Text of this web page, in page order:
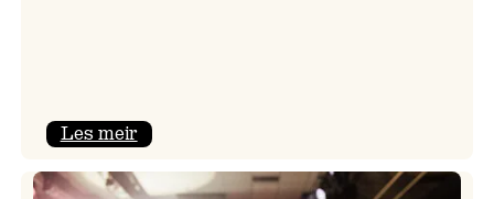
Les meir:
Jazz